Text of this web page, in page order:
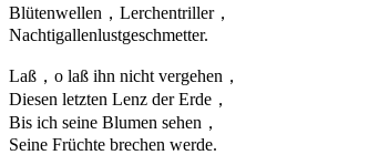
Blütenwellen，Lerchentriller，
Nachtigallenlustgeschmetter.
Laß，o laß ihn nicht vergehen，
Diesen letzten Lenz der Erde，
Bis ich seine Blumen sehen，
Seine Früchte brechen werde.